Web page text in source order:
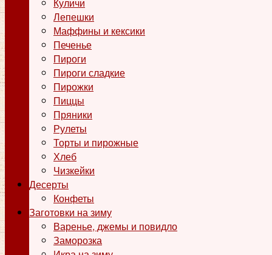
Лепешки
Маффины и кексики
Печенье
Пироги
Пироги сладкие
Пирожки
Пиццы
Пряники
Рулеты
Торты и пирожные
Хлеб
Чизкейки
Десерты
Конфеты
Заготовки на зиму
Варенье, джемы и повидло
Заморозка